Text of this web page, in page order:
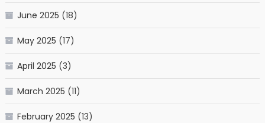
June 2025 (18)
May 2025 (17)
April 2025 (3)
March 2025 (11)
February 2025 (13)